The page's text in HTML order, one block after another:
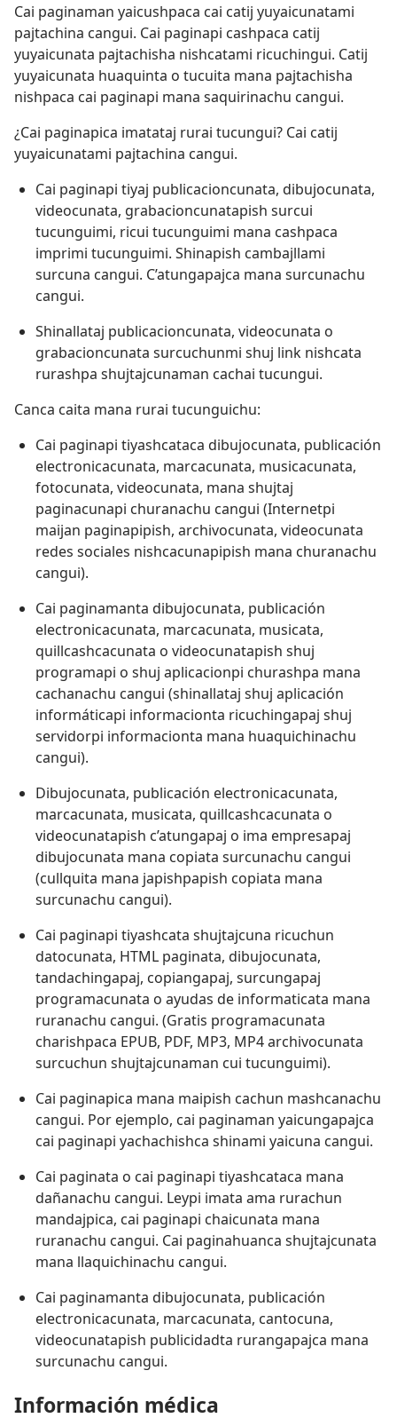
Cai paginaman yaicushpaca cai catij yuyaicunatami
pajtachina cangui. Cai paginapi cashpaca catij
yuyaicunata pajtachisha nishcatami ricuchingui. Catij
yuyaicunata huaquinta o tucuita mana pajtachisha
nishpaca cai paginapi mana saquirinachu cangui.
¿Cai paginapica imatataj rurai tucungui? Cai catij
yuyaicunatami pajtachina cangui.
Cai paginapi tiyaj publicacioncunata, dibujocunata,
videocunata, grabacioncunatapish surcui
tucunguimi, ricui tucunguimi mana cashpaca
imprimi tucunguimi. Shinapish cambajllami
surcuna cangui. C’atungapajca mana surcunachu
cangui.
Shinallataj publicacioncunata, videocunata o
grabacioncunata surcuchunmi shuj link nishcata
rurashpa shujtajcunaman cachai tucungui.
Canca caita mana rurai tucunguichu:
Cai paginapi tiyashcataca dibujocunata, publicación
electronicacunata, marcacunata, musicacunata,
fotocunata, videocunata, mana shujtaj
paginacunapi churanachu cangui (Internetpi
maijan paginapipish, archivocunata, videocunata
redes sociales nishcacunapipish mana churanachu
cangui).
Cai paginamanta dibujocunata, publicación
electronicacunata, marcacunata, musicata,
quillcashcacunata o videocunatapish shuj
programapi o shuj aplicacionpi churashpa mana
cachanachu cangui (shinallataj shuj aplicación
informáticapi informacionta ricuchingapaj shuj
servidorpi informacionta mana huaquichinachu
cangui).
Dibujocunata, publicación electronicacunata,
marcacunata, musicata, quillcashcacunata o
videocunatapish c’atungapaj o ima empresapaj
dibujocunata mana copiata surcunachu cangui
(cullquita mana japishpapish copiata mana
surcunachu cangui).
Cai paginapi tiyashcata shujtajcuna ricuchun
datocunata, HTML paginata, dibujocunata,
tandachingapaj, copiangapaj, surcungapaj
programacunata o ayudas de informaticata mana
ruranachu cangui. (Gratis programacunata
charishpaca EPUB, PDF, MP3, MP4 archivocunata
surcuchun shujtajcunaman cui tucunguimi).
Cai paginapica mana maipish cachun mashcanachu
cangui. Por ejemplo, cai paginaman yaicungapajca
cai paginapi yachachishca shinami yaicuna cangui.
Cai paginata o cai paginapi tiyashcataca mana
dañanachu cangui. Leypi imata ama rurachun
mandajpica, cai paginapi chaicunata mana
ruranachu cangui. Cai paginahuanca shujtajcunata
mana llaquichinachu cangui.
Cai paginamanta dibujocunata, publicación
electronicacunata, marcacunata, cantocuna,
videocunatapish publicidadta rurangapajca mana
surcunachu cangui.
Información médica